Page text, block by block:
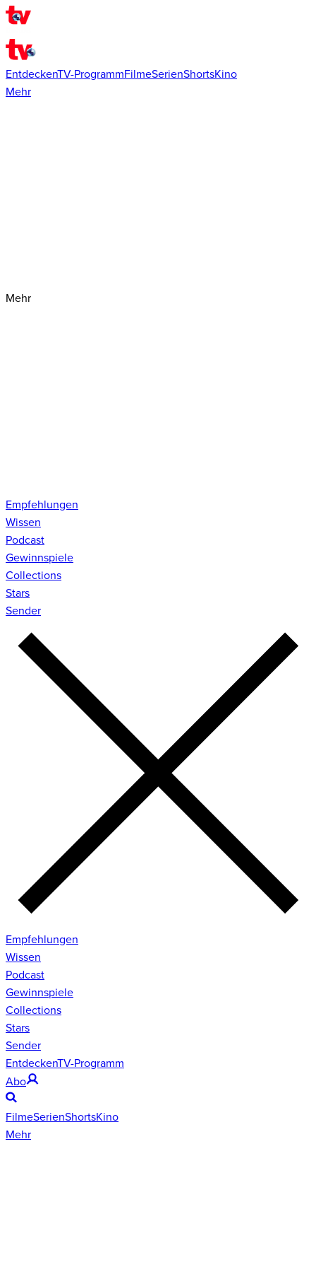
EntdeckenTV-ProgrammFilmeSerienShortsKino
Mehr
Mehr
Empfehlungen
Wissen
Podcast
Gewinnspiele
Collections
Stars
Sender
Empfehlungen
Wissen
Podcast
Gewinnspiele
Collections
Stars
Sender
EntdeckenTV-Programm
Abo
FilmeSerienShortsKino
Mehr